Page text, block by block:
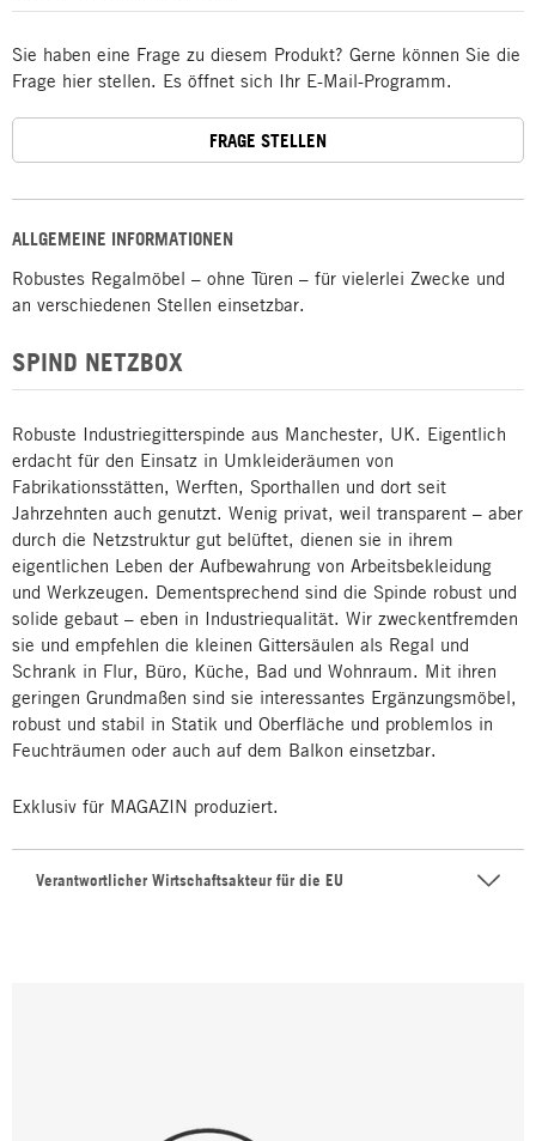
ALLGEMEINE INFORMATIONEN
Robustes Regalmöbel – ohne Türen – für vielerlei Zwecke und
an verschiedenen Stellen einsetzbar.
SPIND NETZBOX
Robuste Industriegitterspinde aus Manchester, UK. Eigentlich
erdacht für den Einsatz in Umkleideräumen von
Fabrikationsstätten, Werften, Sporthallen und dort seit
Jahrzehnten auch genutzt. Wenig privat, weil transparent – aber
durch die Netzstruktur gut belüftet, dienen sie in ihrem
eigentlichen Leben der Aufbewahrung von Arbeitsbekleidung
und Werkzeugen. Dementsprechend sind die Spinde robust und
solide gebaut – eben in Industriequalität. Wir zweckentfremden
sie und empfehlen die kleinen Gittersäulen als Regal und
Schrank in Flur, Büro, Küche, Bad und Wohnraum. Mit ihren
geringen Grundmaßen sind sie interessantes Ergänzungsmöbel,
robust und stabil in Statik und Oberfläche und problemlos in
Feuchträumen oder auch auf dem Balkon einsetzbar.
Exklusiv für MAGAZIN produziert.
Verantwortlicher Wirtschaftsakteur für die EU
Sie haben eine Frage zu diesem Produkt? Gerne können Sie die
Frage hier stellen. Es öffnet sich Ihr E-Mail-Programm.
FRAGE STELLEN